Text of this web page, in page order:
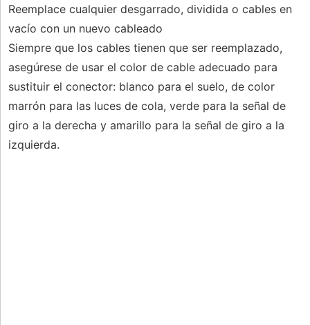
Reemplace cualquier desgarrado, dividida o cables en
vacío con un nuevo cableado
Siempre que los cables tienen que ser reemplazado,
asegúrese de usar el color de cable adecuado para
sustituir el conector: blanco para el suelo, de color
marrón para las luces de cola, verde para la señal de
giro a la derecha y amarillo para la señal de giro a la
izquierda.